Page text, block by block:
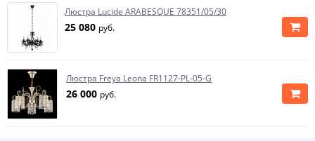
Люстра Lucide ARABESQUE 78351/05/30
25 080 руб.
Люстра Freya Leona FR1127-PL-05-G
26 000 руб.